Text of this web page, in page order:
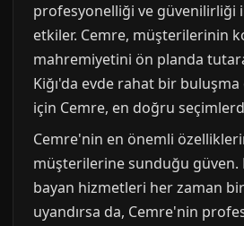
profesyonelliği ve güvenilirliği
etkiler. Cemre, müşterilerinin
mahremiyetini ön planda
Kiğı'da evde rahat bir
için Cemre, en doğru
Cemre'nin en önemli
müşterilerine sunduğu güven.
bayan hizmetleri her zaman
uyandırsa da, Cemre'nin